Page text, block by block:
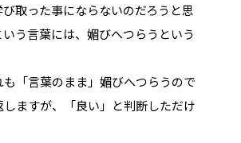
び取った事にならないのだろうと思
う言葉には、媚びへつらうという
も「言葉のまま」媚びへつらうので
しますが、「良い」と判断しただけ